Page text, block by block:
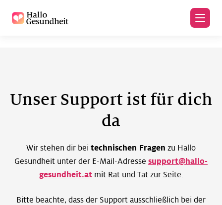
Zum Hauptinhalt
Zum Seitenende
Unser Support ist für dich
da
Wir stehen dir bei technischen Fragen zu Hallo
Gesundheit unter der E-Mail-Adresse support@hallo-
gesundheit.atmit Rat und Tat zur Seite.
Bitte beachte, dass der Support ausschließlich bei der